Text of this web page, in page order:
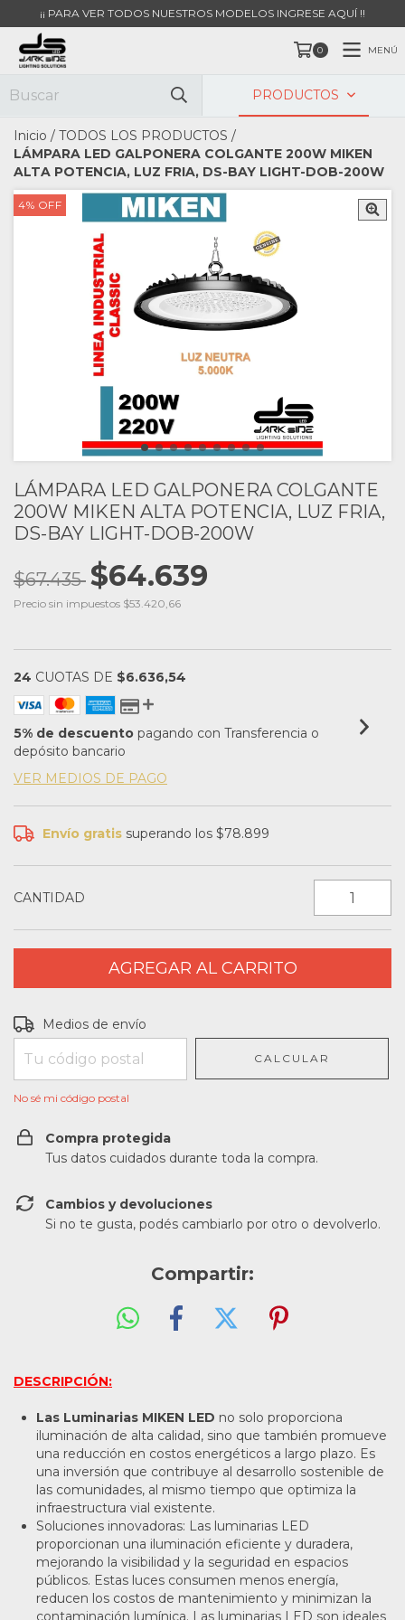
¡¡ PARA VER TODOS NUESTROS MODELOS INGRESE AQUÍ !!
0 MENÚ
PRODUCTOS
Inicio / TODOS LOS PRODUCTOS /
LÁMPARA LED GALPONERA COLGANTE 200W MIKEN
ALTA POTENCIA, LUZ FRIA, DS-BAY LIGHT-DOB-200W
4% OFF
LÁMPARA LED GALPONERA COLGANTE
200W MIKEN ALTA POTENCIA, LUZ FRIA,
DS-BAY LIGHT-DOB-200W
$67.435 $64.639
Precio sin impuestos $53.420,66
24 CUOTAS DE $6.636,54
5% de descuento pagando con Transferencia o
depósito bancario
VER MEDIOS DE PAGO
Envío gratis superando los$78.899
CANTIDAD
Entregas para el CP:
Medios de envío
CALCULAR
No sé mi código postal
Compra protegida
Tus datos cuidados durante toda la compra.
Cambios y devoluciones
Si no te gusta, podés cambiarlo por otro o devolverlo.
Compartir:
DESCRIPCIÓN:
Las Luminarias MIKEN LED no solo proporciona
iluminación de alta calidad, sino que también promueve
una reducción en costos energéticos a largo plazo. Es
una inversión que contribuye al desarrollo sostenible de
las comunidades, al mismo tiempo que optimiza la
infraestructura vial existente.
Soluciones innovadoras: Las luminarias LED
proporcionan una iluminación eficiente y duradera,
mejorando la visibilidad y la seguridad en espacios
públicos. Estas luces consumen menos energía,
reducen los costos de mantenimiento y minimizan la
contaminación lumínica. Las luminarias LED son ideales